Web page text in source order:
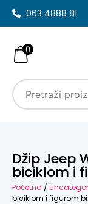
063 4888 81
0
Džip Jeep
biciklom i
Početna /
biciklom i figurom